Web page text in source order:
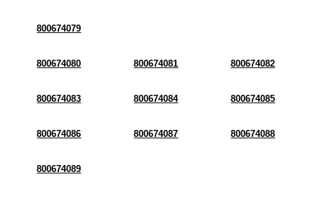
800674079
800674080 800674081 800674082
800674083 800674084 800674085
800674086 800674087 800674088
800674089